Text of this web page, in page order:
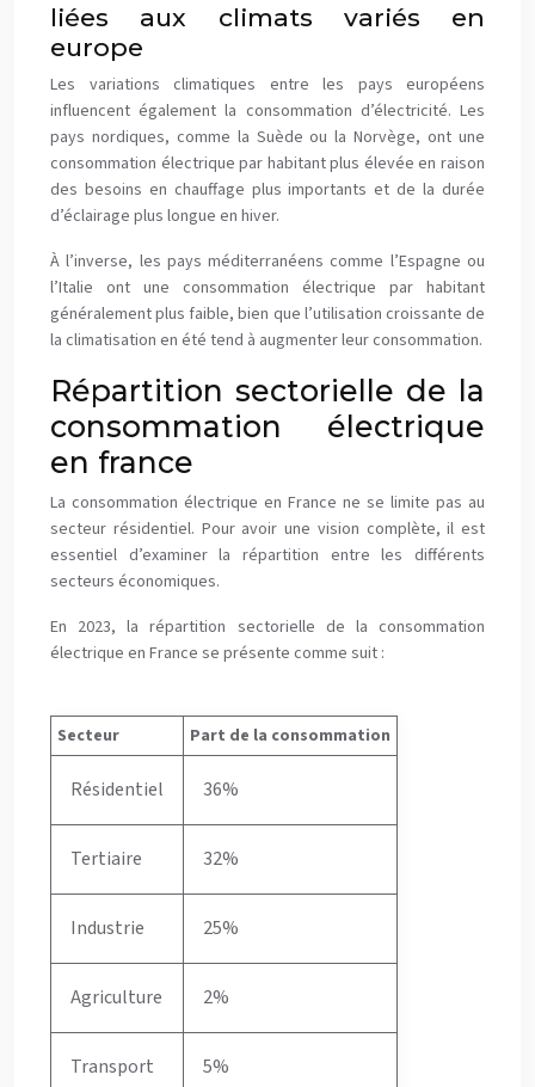
liées aux climats variés en
europe
Les variations climatiques entre les pays européens
influencent également la consommation d’électricité. Les
pays nordiques, comme la Suède ou la Norvège, ont une
consommation électrique par habitant plus élevée en raison
des besoins en chauffage plus importants et de la durée
d’éclairage plus longue en hiver.
À l’inverse, les pays méditerranéens comme l’Espagne ou
l’Italie ont une consommation électrique par habitant
généralement plus faible, bien que l’utilisation croissante de
la climatisation en été tend à augmenter leur consommation.
Répartition sectorielle de la
consommation électrique
en france
La consommation électrique en France ne se limite pas au
secteur résidentiel. Pour avoir une vision complète, il est
essentiel d’examiner la répartition entre les différents
secteurs économiques.
En 2023, la répartition sectorielle de la consommation
électrique en France se présente comme suit :
Secteur Part de la consommation
Résidentiel 36%
Tertiaire 32%
Industrie 25%
Agriculture 2%
Transport 5%